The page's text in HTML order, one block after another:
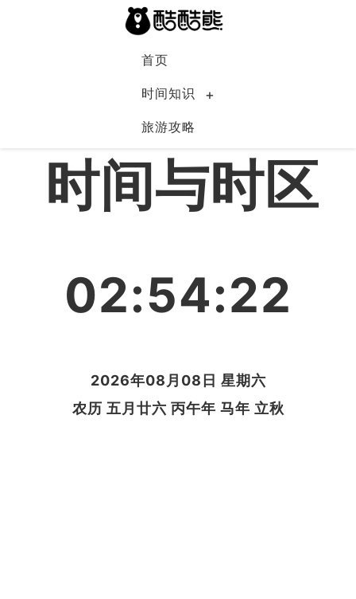
首页
时间知识
旅游攻略
中国
时间与时区
02:54:22
2026年08月08日 星期六
农历 五月廿六 丙午年 马年 立秋